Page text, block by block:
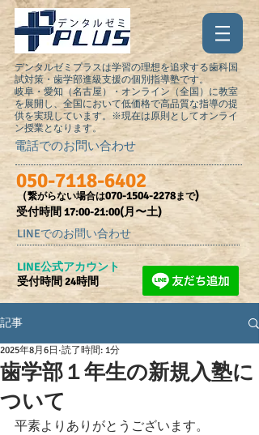
デンタルゼミプラスは学習の理想を追求する歯科国
試対策・歯学部進級支援の個別指導塾です。
岐阜・愛知（名古屋）・オンライン（全国）に教室
を展開し、全国において低価格で高品質な指導の提
供を実現しています。※現在は原則としてオンライ
ン授業となります。
電話でのお問い合わせ
050-7118-6402
（繋がらない場合は070-1504-2278まで)
受付時間​ 17:00-21:00(月〜土)
LINEでのお問い合わせ
​LINE公式アカウント
受付時間 24時間
記事
歯学部１年生の新規入塾に
ついて
2025年8月6日 読了時間: 1分
平素よりありがとうございます。